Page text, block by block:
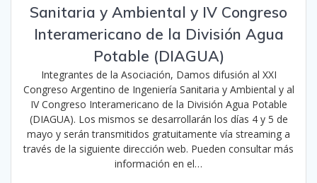
Sanitaria y Ambiental y IV Congreso
Interamericano de la División Agua
Potable (DIAGUA)
Integrantes de la Asociación, Damos difusión al XXI
Congreso Argentino de Ingeniería Sanitaria y Ambiental y al
IV Congreso Interamericano de la División Agua Potable
(DIAGUA). Los mismos se desarrollarán los días 4 y 5 de
mayo y serán transmitidos gratuitamente vía streaming a
través de la siguiente dirección web. Pueden consultar más
información en el…